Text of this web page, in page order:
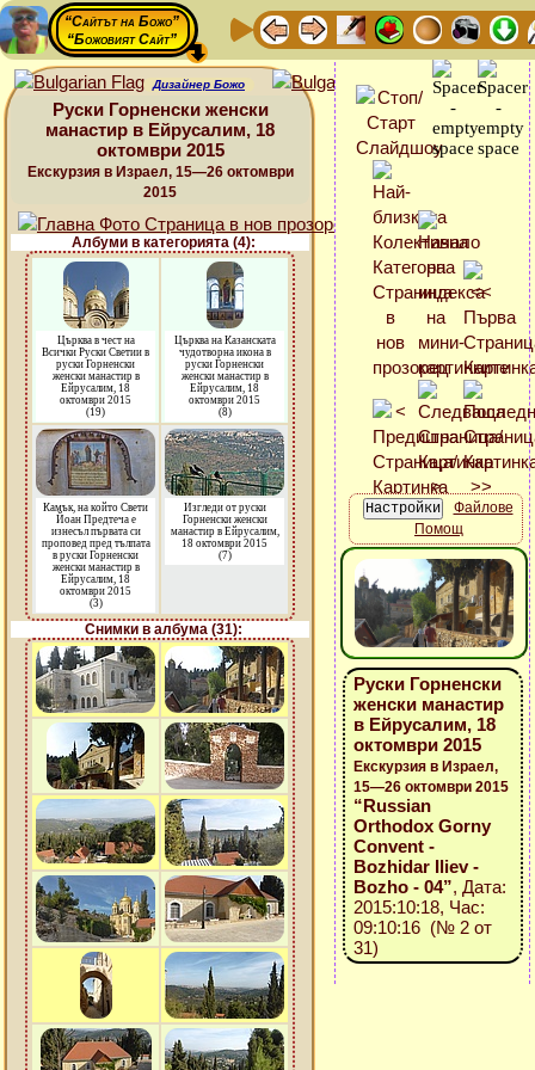
“Сайтът на Божо”
“Божовият Сайт”
Дизайнер Божо
Руски Горненски женски
манастир в Ейрусалим, 18
октомври 2015
Екскурзия в Израел, 15—26 октомври
2015
Албуми в категорията (4):
Църква в чест на
Всички Руски Светии в
руски Горненски
женски манастир в
Ейрусалим, 18
октомври 2015
(19)
Църква на Казанската
чудотворна икона в
руски Горненски
женски манастир в
Ейрусалим, 18
октомври 2015
(8)
Камък, на който Свети
Йоан Предтеча е
изнесъл първата си
проповед пред тълпата
в руски Горненски
женски манастир в
Ейрусалим, 18
октомври 2015
(3)
Изгледи от руски
Горненски женски
манастир в Ейрусалим,
18 октомври 2015
(7)
Снимки в албума (31):
Файлове
Помощ
Руски Горненски
женски манастир
в Ейрусалим, 18
октомври 2015
Екскурзия в Израел,
15—26 октомври 2015
“Russian
Orthodox Gorny
Convent -
Bozhidar Iliev -
Bozho - 04”, Дата:
2015:10:18, Час:
09:10:16 (№ 2 от
31)